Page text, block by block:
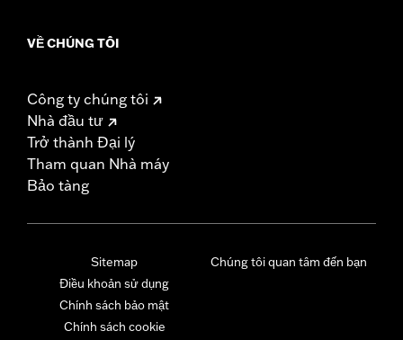
VỀ CHÚNG TÔI
Công ty chúng tôi
Nhà đầu tư
Trở thành Đại lý
Tham quan Nhà máy
Bảo tàng
Sitemap
Điều khoản sử dụng
Chính sách bảo mật
Chính sách cookie
Chúng tôi quan tâm đến bạn